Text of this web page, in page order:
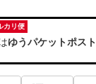
カリ便
ゆうパケットポスト